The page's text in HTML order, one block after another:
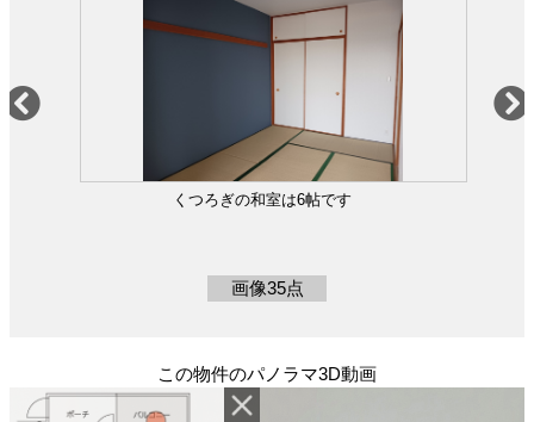
清潔感溢れるスタイリッシュなデザインの洗面化粧
画像35点
この物件のパノラマ3D動画